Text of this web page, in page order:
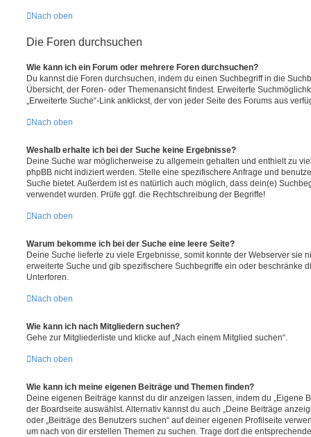
Nach oben
Die Foren durchsuchen
Wie kann ich ein Forum oder mehrere Foren durchsuchen?
Du kannst die Foren durchsuchen, indem du einen Suchbegriff in die
Übersicht, der Foren- oder Themenansicht findest. Erweiterte
„Erweiterte Suche“-Link anklickst, der von jeder Seite des Forums aus
Nach oben
Weshalb erhalte ich bei der Suche keine Ergebnisse?
Deine Suche war möglicherweise zu allgemein gehalten und enthielt zu
phpBB nicht indiziert werden. Stelle eine spezifischere Anfrage und
Suche bietet. Außerdem ist es natürlich auch möglich, dass dein(e)
verwendet wurden. Prüfe ggf. die Rechtschreibung der Begriffe!
Nach oben
Warum bekomme ich bei der Suche eine leere Seite?
Deine Suche lieferte zu viele Ergebnisse, somit konnte der Webserver sie
erweiterte Suche und gib spezifischere Suchbegriffe ein oder beschränke
Unterforen.
Nach oben
Wie kann ich nach Mitgliedern suchen?
Gehe zur Mitgliederliste und klicke auf „Nach einem Mitglied suchen“.
Nach oben
Wie kann ich meine eigenen Beiträge und Themen finden?
Deine eigenen Beiträge kannst du dir anzeigen lassen, indem du „Eigene
der Boardseite auswählst. Alternativ kannst du auch „Deine Beiträge
oder „Beiträge des Benutzers suchen“ auf deiner eigenen Profilseite
um nach von dir erstellen Themen zu suchen. Trage dort die